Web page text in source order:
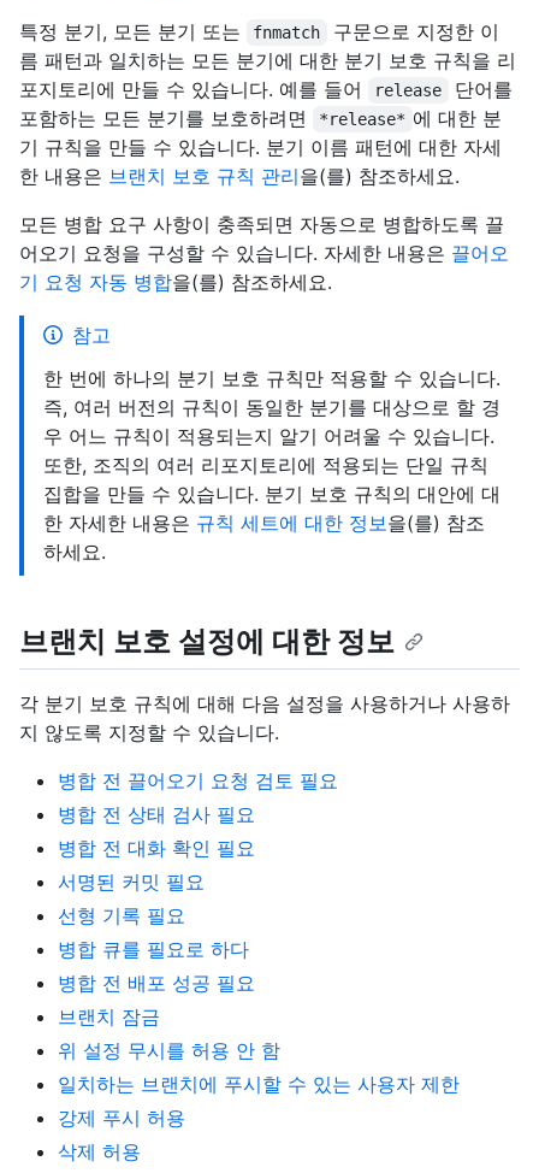
특정 분기, 모든 분기 또는
fnmatch
구문으로 지정한 이
름 패턴과 일치하는 모든 분기에 대한 분기 보호 규칙을 리
포지토리에 만들 수 있습니다. 예를 들어
release
단어를
포함하는 모든 분기를 보호하려면
*release* 에 대한 분
기 규칙을 만들 수 있습니다. 분기 이름 패턴에 대한 자세
한 내용은 브랜치 보호 규칙 관리을(를) 참조하세요.
모든 병합 요구 사항이 충족되면 자동으로 병합하도록 끌
어오기 요청을 구성할 수 있습니다. 자세한 내용은 끌어오
기 요청 자동 병합을(를) 참조하세요.
참고
한 번에 하나의 분기 보호 규칙만 적용할 수 있습니다.
즉, 여러 버전의 규칙이 동일한 분기를 대상으로 할 경
우 어느 규칙이 적용되는지 알기 어려울 수 있습니다.
또한, 조직의 여러 리포지토리에 적용되는 단일 규칙
집합을 만들 수 있습니다. 분기 보호 규칙의 대안에 대
한 자세한 내용은 규칙 세트에 대한 정보을(를) 참조
하세요.
브랜치 보호 설정에 대한 정보
각 분기 보호 규칙에 대해 다음 설정을 사용하거나 사용하
지 않도록 지정할 수 있습니다.
병합 전 끌어오기 요청 검토 필요
병합 전 상태 검사 필요
병합 전 대화 확인 필요
서명된 커밋 필요
선형 기록 필요
병합 큐를 필요로 하다
병합 전 배포 성공 필요
브랜치 잠금
위 설정 무시를 허용 안 함
일치하는 브랜치에 푸시할 수 있는 사용자 제한
강제 푸시 허용
삭제 허용